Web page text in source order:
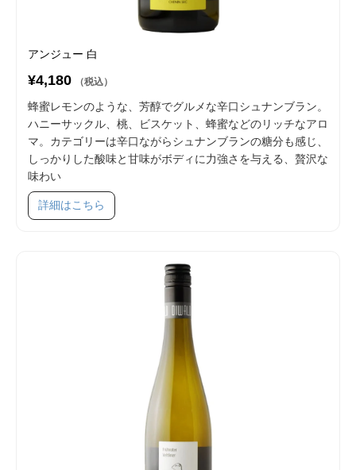
アンジュー 白
¥4,180 （税込）
蜂蜜レモンのような、芳醇でグルメな辛口シュナンブラン。
ハニーサックル、桃、ビスケット、蜂蜜などのリッチなアロ
マ。カテゴリーは辛口ながらシュナンブランの糖分も感じ、
しっかりした酸味と甘味がボディに力強さを与える、贅沢な
味わい
詳細はこちら SKU 57001